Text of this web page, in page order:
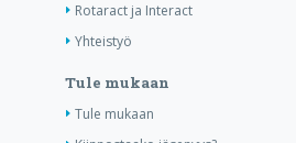
Rotaract ja Interact
Yhteistyö
Tule mukaan
Tule mukaan